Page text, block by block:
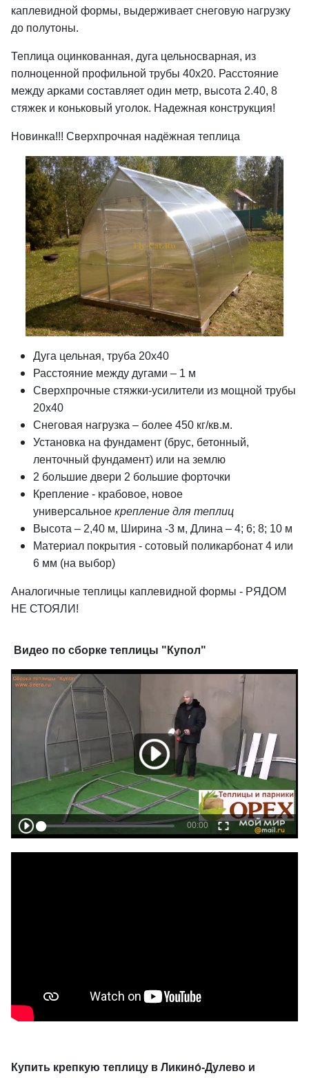
каплевидной формы, выдерживает снеговую нагрузку
до полутоны.
Теплица оцинкованная, дуга цельносварная, из
полноценной профильной трубы 40х20. Расстояние
между арками составляет один метр, высота 2.40, 8
стяжек и коньковый уголок. Надежная конструкция!
Новинка!!! Сверхпрочная надёжная теплица
Дуга цельная, труба 20х40
Расстояние между дугами – 1 м
Сверхпрочные стяжки-усилители из мощной трубы
20х40
Снеговая нагрузка – более 450 кг/кв.м.
Установка на фундамент (брус, бетонный,
ленточный фундамент) или на землю
2 большие двери 2 большие форточки
Крепление - крабовое, новое
универсальное крепление для теплиц
Высота – 2,40 м, Ширина -3 м, Длина – 4; 6; 8; 10 м
Материал покрытия - сотовый поликарбонат 4 или
6 мм (на выбор)
Аналогичные теплицы каплевидной формы - РЯДОМ
НЕ СТОЯЛИ!
Видео по сборке теплицы "Купол"
Купить крепкую теплицу в Ликино́-Дулево и